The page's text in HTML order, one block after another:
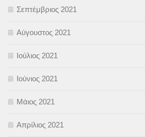
Σεπτέμβριος 2021
Αύγουστος 2021
Ιούλιος 2021
Ιούνιος 2021
Μάιος 2021
Απρίλιος 2021